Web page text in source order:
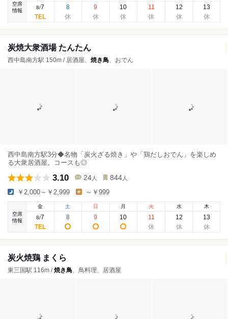
空席
情報
8/7 8 9 10 11 12 13
炭焼大衆酒場 たんたん
西中島南方駅 150m / 居酒屋、 焼き鳥、おでん
西中島南方駅3分◆名物「炭火ざる焼き」や「鶏だしおでん」を楽しめ
る大衆居酒屋。コースも◎
3.10 24 人 844 人
￥2,000～￥2,999 ～￥999
空席
情報
金
8/7
土
8
日
9
月
10
火
11
水
12
木
13
炭火焼鶏 まくら
東三国駅 116m /焼き鳥、鳥料理、居酒屋